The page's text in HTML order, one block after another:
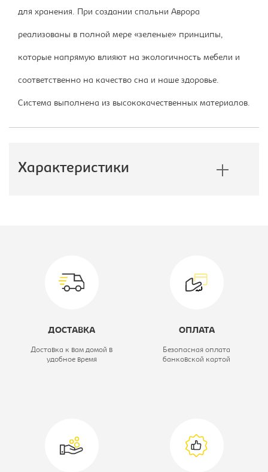
для хранения. При создании спальни Аврора
реализованы в полной мере «зеленые» принципы,
которые напрямую влияют на экологичность мебели и
соответственно на качество сна и наше здоровье.
Система выполнена из высококачественных материалов.
Характеристики
Коллекция: Аврора
Высота, мм:
ДОСТАВКА
Доставка к вам домой в
удобное время
ОПЛАТА
Безопасная оплата
банковской картой